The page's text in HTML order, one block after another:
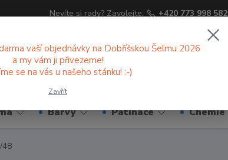
Nevíte si rady? Zavolejte. +420 773 998 582
Barvy Patinace Chemie
48
vaší objednávky na Dobříšskou Šelmu 2026
a my vám ji přivezeme!
se na vás u našeho stánku! :-)
Zavřít